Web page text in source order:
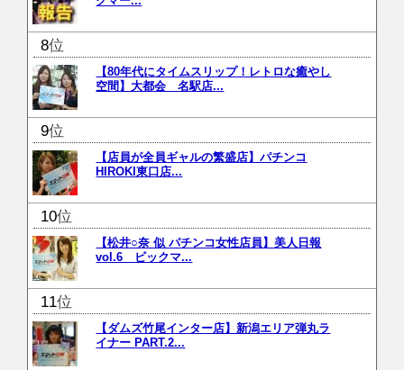
位
【80年代にタイムスリップ！レトロな癒やし
空間】大都会 名駅店...
位
【店員が全員ギャルの繁盛店】パチンコ
HIROKI東口店...
位
【松井○奈 似 パチンコ女性店員】美人日報
vol.6 ビックマ...
位
【ダムズ竹尾インター店】新潟エリア弾丸ラ
イナー PART.2...